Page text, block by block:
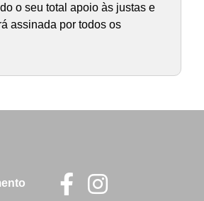
o seu total apoio às justas e
assinada por todos os